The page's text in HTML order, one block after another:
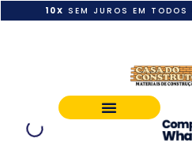
10X SEM JUROS EM